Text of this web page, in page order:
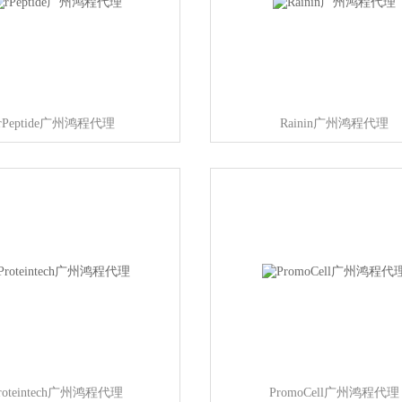
广州鸿程代理 Rainin广州鸿程代理
广州鸿程代理 PromoCell广州鸿程代理